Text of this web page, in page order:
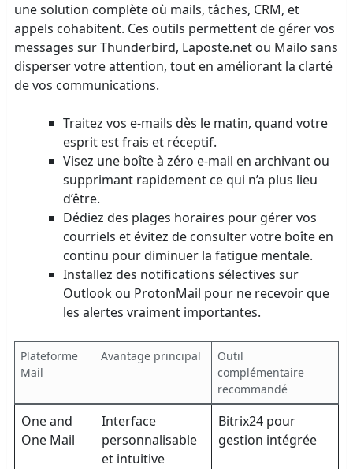
une solution complète où mails, tâches, CRM, et
appels cohabitent. Ces outils permettent de gérer vos
messages sur Thunderbird, Laposte.net ou Mailo sans
disperser votre attention, tout en améliorant la clarté
de vos communications.
Traitez vos e-mails dès le matin, quand votre
esprit est frais et réceptif.
Visez une boîte à zéro e-mail en archivant ou
supprimant rapidement ce qui n’a plus lieu
d’être.
Dédiez des plages horaires pour gérer vos
courriels et évitez de consulter votre boîte en
continu pour diminuer la fatigue mentale.
Installez des notifications sélectives sur
Outlook ou ProtonMail pour ne recevoir que
les alertes vraiment importantes.
Plateforme
Mail
Avantage principal
Outil
complémentaire
recommandé
One and
One Mail
Interface
personnalisable
et intuitive
Bitrix24 pour
gestion intégrée